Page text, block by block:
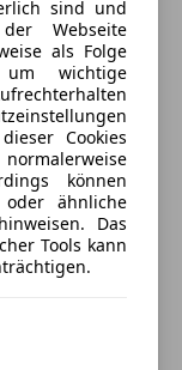
Rabatt holen
sind und
Webseite
als Folge
um wichtige
Cookies
können
oder ähnliche
Das
Tools kann